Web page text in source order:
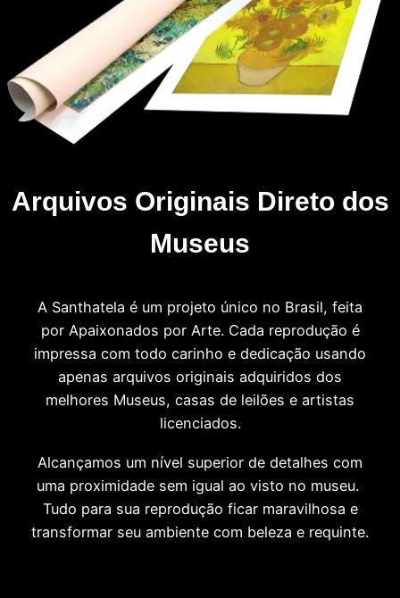
Arquivos Originais Direto dos
Museus
A Santhatela é um projeto único no Brasil, feita
por Apaixonados por Arte. Cada reprodução é
impressa com todo carinho e dedicação usando
apenas arquivos originais adquiridos dos
melhores Museus, casas de leilões e artistas
licenciados.
Alcançamos um nível superior de detalhes com
uma proximidade sem igual ao visto no museu.
Tudo para sua reprodução ficar maravilhosa e
transformar seu ambiente com beleza e requinte.